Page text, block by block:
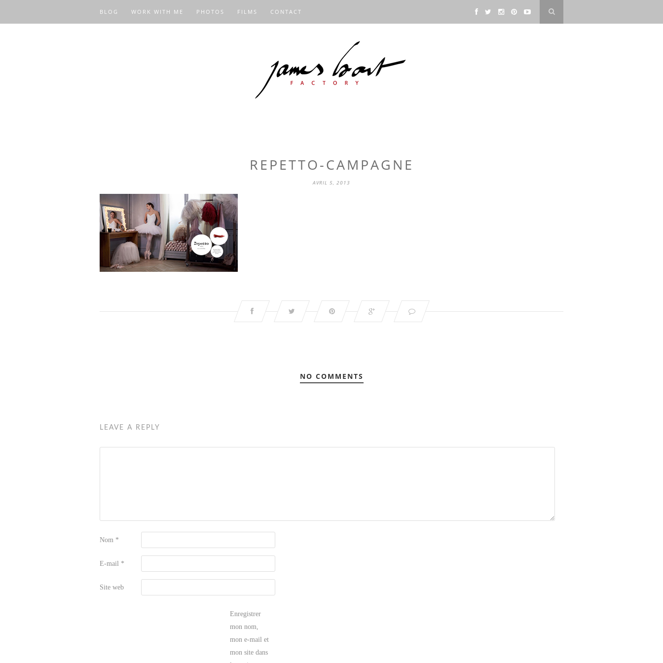
BLOG WORK WITH ME PHOTOS FILMS CONTACT
REPETTO-CAMPAGNE
AVRIL 5, 2013
NO COMMENTS
LEAVE A REPLY
Nom *
E-mail *
Site web
Enregistrer
mon nom,
mon e-mail et
mon site dans